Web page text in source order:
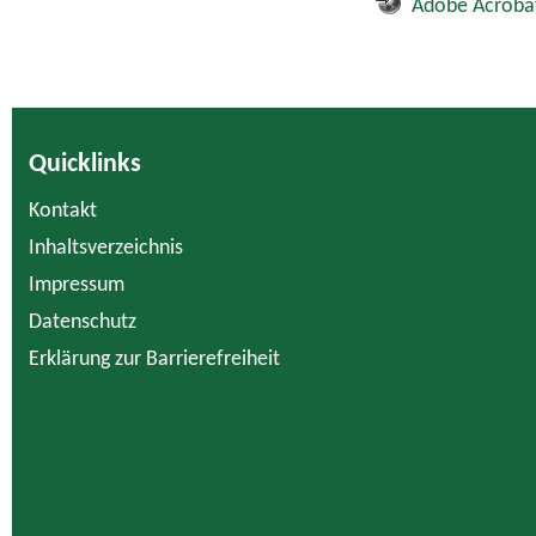
Adobe
Quicklinks
Kontakt
Inhaltsverzeichnis
Impressum
Datenschutz
Erklärung zur Barrierefreiheit